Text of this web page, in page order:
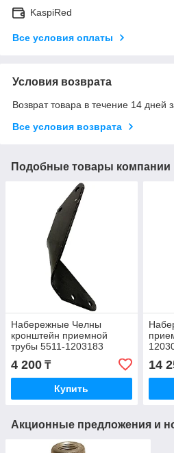
KaspiRed
Все условия оплаты
Условия возврата
Возврат товара в течение 14 дней
Все условия возврата
Подобные товары компании
Набережные Челны
кронштейн приемной
трубы 5511-1203183
4 200 ₸
Купить
14
Акционные предложения и